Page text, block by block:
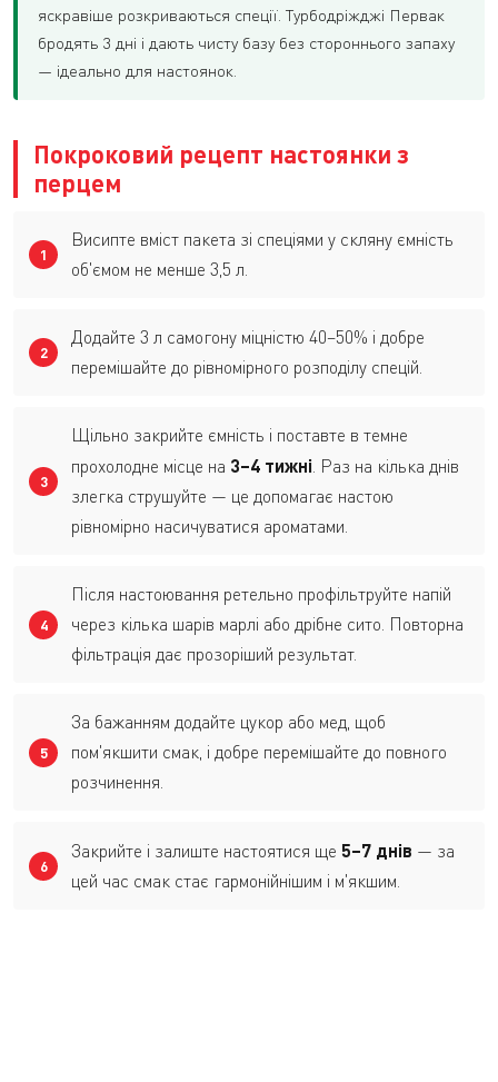
яскравіше розкриваються спеції. Турбодріжджі Первак
бродять 3 дні і дають чисту базу без стороннього запаху
— ідеально для настоянок.
Покроковий рецепт настоянки з
перцем
Висипте вміст пакета зі спеціями у скляну ємність
об'ємом не менше 3,5 л.
Додайте 3 л самогону міцністю 40–50% і добре
перемішайте до рівномірного розподілу спецій.
Щільно закрийте ємність і поставте в темне
прохолодне місце на 3–4 тижні. Раз на кілька днів
злегка струшуйте — це допомагає настою
рівномірно насичуватися ароматами.
Після настоювання ретельно профільтруйте напій
через кілька шарів марлі або дрібне сито. Повторна
фільтрація дає прозоріший результат.
За бажанням додайте цукор або мед, щоб
пом'якшити смак, і добре перемішайте до повного
розчинення.
Закрийте і залиште настоятися ще 5–7 днів — за
цей час смак стає гармонійнішим і м'якшим.